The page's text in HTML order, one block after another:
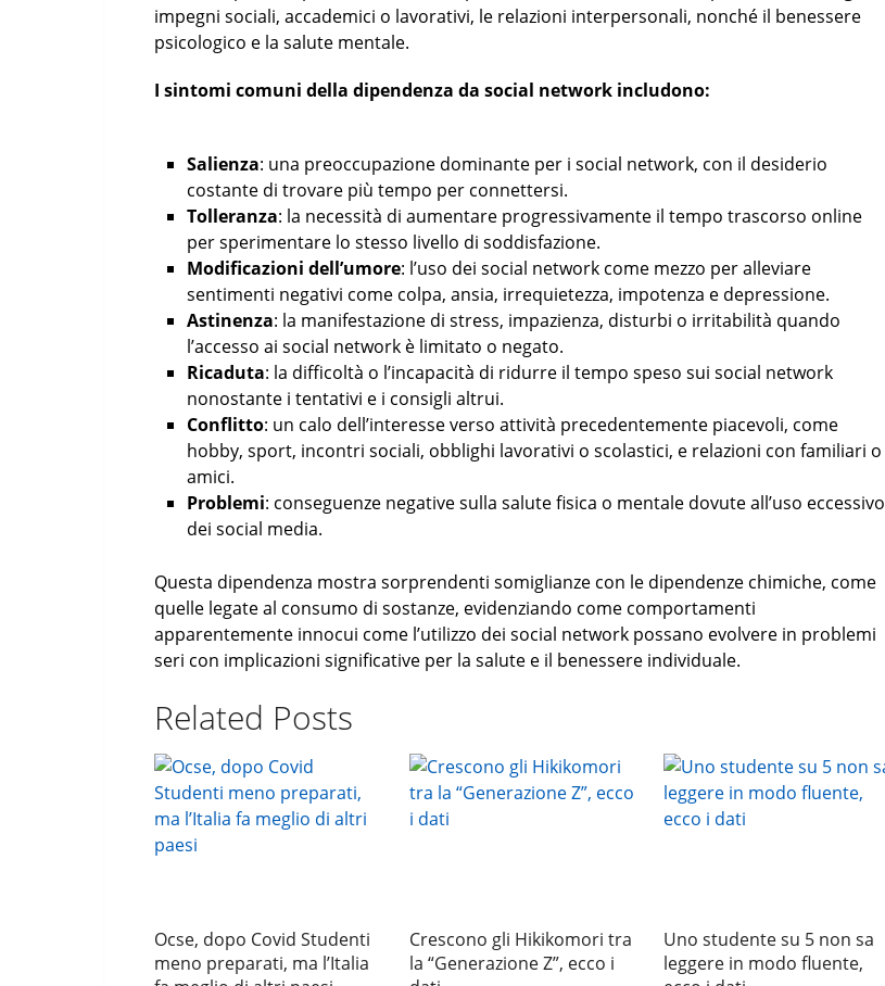
impegni sociali, accademici o lavorativi, le relazioni interpersonali, nonché il benessere
psicologico e la salute mentale.
I sintomi comuni della dipendenza da social network includono:
Salienza: una preoccupazione dominante per i social network, con il desiderio
costante di trovare più tempo per connettersi.
Tolleranza: la necessità di aumentare progressivamente il tempo trascorso online
per sperimentare lo stesso livello di soddisfazione.
Modificazioni dell’umore: l’uso dei social network come mezzo per alleviare
sentimenti negativi come colpa, ansia, irrequietezza, impotenza e depressione.
Astinenza: la manifestazione di stress, impazienza, disturbi o irritabilità quando
l’accesso ai social network è limitato o negato.
Ricaduta: la difficoltà o l’incapacità di ridurre il tempo speso sui social network
nonostante i tentativi e i consigli altrui.
Conflitto: un calo dell’interesse verso attività precedentemente piacevoli, come
hobby, sport, incontri sociali, obblighi lavorativi o scolastici, e relazioni con familiari o
amici.
Problemi: conseguenze negative sulla salute fisica o mentale dovute all’uso eccessivo
dei social media.
Questa dipendenza mostra sorprendenti somiglianze con le dipendenze chimiche, come
quelle legate al consumo di sostanze, evidenziando come comportamenti
apparentemente innocui come l’utilizzo dei social network possano evolvere in problemi
seri con implicazioni significative per la salute e il benessere individuale.
Related Posts
Ocse, dopo Covid Studenti
meno preparati, ma l’Italia
Crescono gli Hikikomori tra
la “Generazione Z”, ecco i
Uno studente su 5 non sa
leggere in modo fluente,